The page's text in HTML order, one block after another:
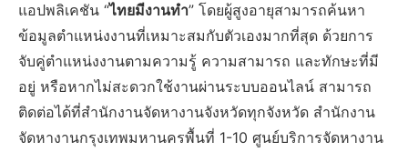
แอปพลิเคชัน “ไทยมีงานทำ” โดยผู้สูงอายุสามารถค้นหา
ข้อมูลตำแหน่งงานที่เหมาะสมกับตัวเองมากที่สุด ด้วยการ
จับคู่ตำแหน่งงานตามความรู้ ความสามารถ และทักษะที่มี
อยู่ หรือหากไม่สะดวกใช้งานผ่านระบบออนไลน์ สามารถ
ติดต่อได้ที่สำนักงานจัดหางานจังหวัดทุกจังหวัด สำนักงาน
จัดหางานกรุงเทพมหานครพื้นที่ 1-10 ศูนย์บริการจัดหางาน